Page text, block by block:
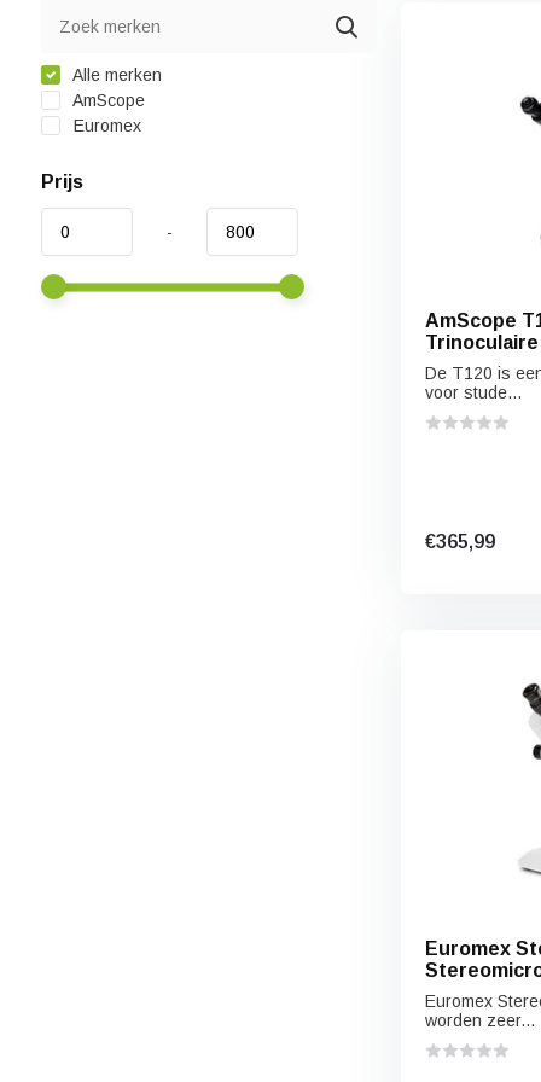
Alle merken
AmScope
Euromex
Prijs
-
AmScope
Microscoop
De T120 is
voor stude...
€365,99
Euromex
Euromex
worden zeer...